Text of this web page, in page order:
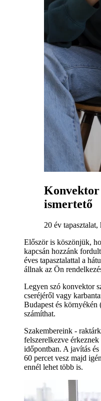
Konvektor
ismertető
20 év tapasztalat,
Először is köszönjük,
kapcsán hozzánk
éves tapasztalattal a
állnak az Ön
Legyen szó konvektor
cseréjéről vagy
Budapest és környékén
számíthat.
Szakembereink -
felszerelkezve
időpontban. A javítás
60 percet vesz majd
ennél lehet több is.